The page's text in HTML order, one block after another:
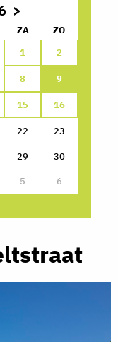
ZA
ZO
1 2
8 9
15 16
22 23
29 30
5 6